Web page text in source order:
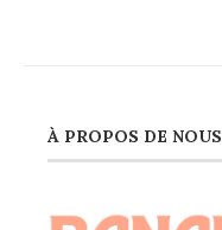
À PROPOS DE NOUS